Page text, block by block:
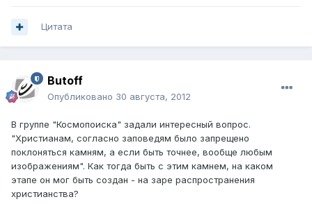
Цитата
Butoff
Опубликовано 30 августа, 2012
В группе "Космопоиска" задали интересный вопрос.
"Христианам, согласно заповедям было запрещено
поклоняться камням, а если быть точнее, вообще любым
изображениям". Как тогда быть с этим камнем, на каком
этапе он мог быть создан - на заре распространения
христианства?